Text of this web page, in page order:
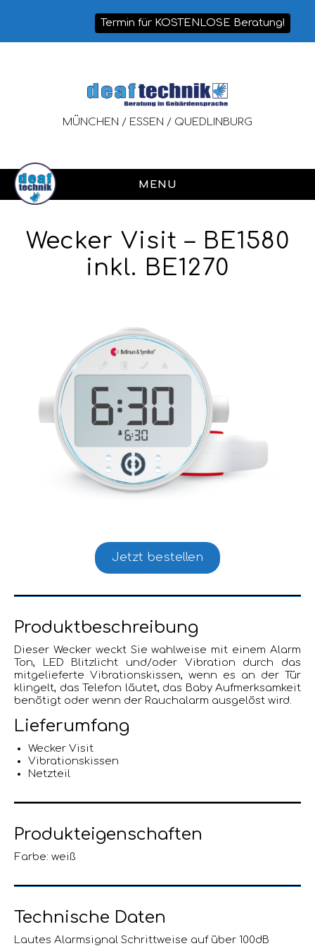
MÜNCHEN / ESSEN / QUEDLINBURG
MENU
Wecker Visit – BE1580
inkl. BE1270
Jetzt bestellen
Produktbeschreibung
Dieser Wecker weckt Sie wahlweise mit einem Alarm
Ton, LED Blitzlicht und/oder Vibration durch das
mitgelieferte Vibrationskissen, wenn es an der Tür
klingelt, das Telefon läutet, das Baby Aufmerksamkeit
benötigt oder wenn der Rauchalarm ausgelöst wird.
Lieferumfang
Wecker Visit
Vibrationskissen
Netzteil
Produkteigenschaften
Farbe: weiß
Technische Daten
Lautes Alarmsignal Schrittweise auf über 100dB
Termin für KOSTENLOSE Beratung!